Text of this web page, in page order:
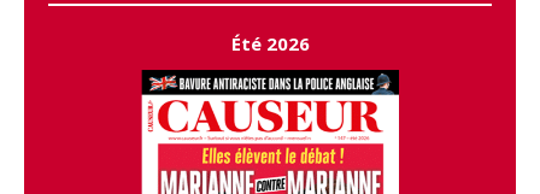
Été 2026